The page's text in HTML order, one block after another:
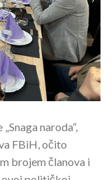
naroda“,
FBiH, očito
brojem članova i